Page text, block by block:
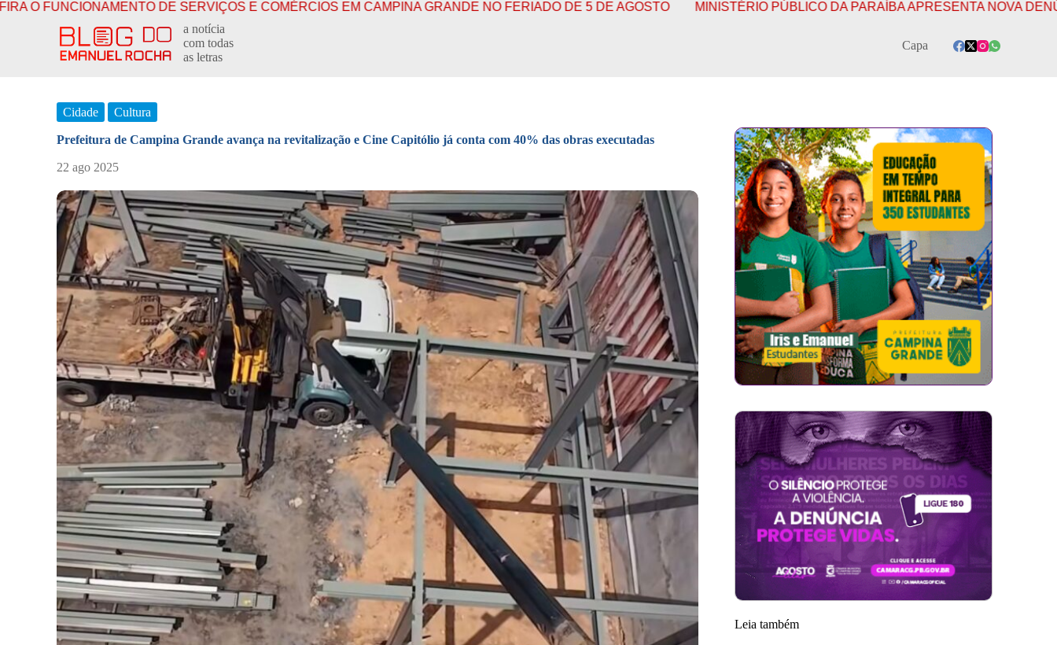
P
SERVIÇOS E COMÉRCIOS EM CAMPINA GRANDE NO FERIADO DE 5 DE AGOSTO
MINISTÉRIO PÚBLICO DA PARAÍBA APRESENTA NOVA DENÚNCIA CONTRA
a notícia
com todas
as letras
Capa
Cidade Cultura
Prefeitura de Campina Grande avança na revitalização e Cine Capitólio já conta com 40% das obras executadas
22 ago 2025
Leia também